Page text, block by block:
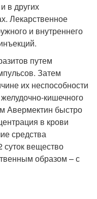
в других
Лекарственное
и внутреннего
путем
Затем
их неспособности
кишечного
Авермектин быстро
в крови
средства
суток вещество
образом – с